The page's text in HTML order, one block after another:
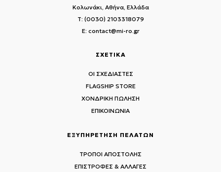
Κολωνάκι, Αθήνα, Ελλάδα
T: (0030) 2103318079
E: contact@mi-ro.gr
ΣΧΕΤΙΚΑ
ΟΙ ΣΧΕΔΙΑΣΤΕΣ
FLAGSHIP STORE
ΧΟΝΔΡΙΚΗ ΠΩΛΗΣΗ
ΕΠΙΚΟΙΝΩΝΙΑ
ΕΞΥΠΗΡΕΤΗΣΗ ΠΕΛΑΤΩΝ
ΤΡΟΠΟΙ ΑΠΟΣΤΟΛΗΣ
ΕΠΙΣΤΡΟΦΕΣ & ΑΛΛΑΓΕΣ